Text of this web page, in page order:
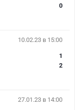
0
10.02.23 в 15:00
1
2
27.01.23 в 14:00